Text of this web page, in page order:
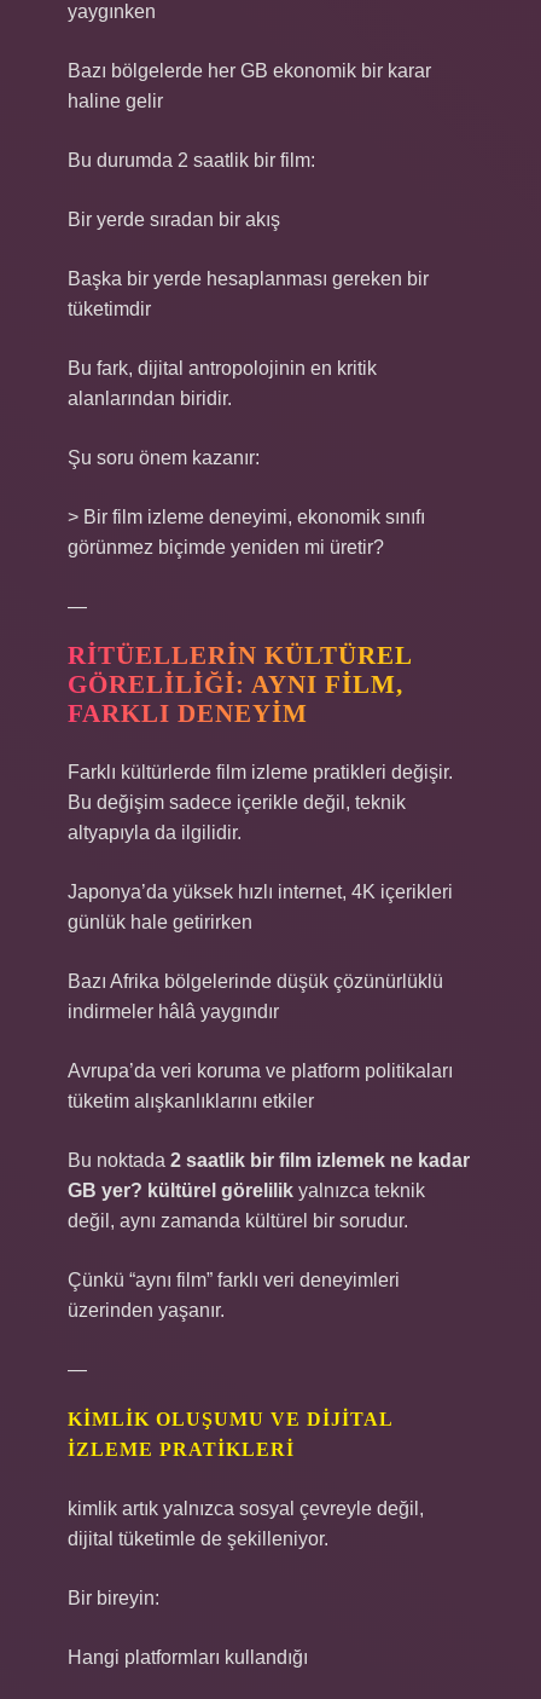
yaygınken
Bazı bölgelerde her GB ekonomik bir karar
haline gelir
Bu durumda 2 saatlik bir film:
Bir yerde sıradan bir akış
Başka bir yerde hesaplanması gereken bir
tüketimdir
Bu fark, dijital antropolojinin en kritik
alanlarından biridir.
Şu soru önem kazanır:
> Bir film izleme deneyimi, ekonomik sınıfı
görünmez biçimde yeniden mi üretir?
—
RITÜELLERIN KÜLTÜREL
GÖRELILIĞI: AYNI FILM,
FARKLI DENEYIM
Farklı kültürlerde film izleme pratikleri değişir.
Bu değişim sadece içerikle değil, teknik
altyapıyla da ilgilidir.
Japonya’da yüksek hızlı internet, 4K içerikleri
günlük hale getirirken
Bazı Afrika bölgelerinde düşük çözünürlüklü
indirmeler hâlâ yaygındır
Avrupa’da veri koruma ve platform politikaları
tüketim alışkanlıklarını etkiler
Bu noktada 2 saatlik bir film izlemek ne kadar
GB yer? kültürel görelilik yalnızca teknik
değil, aynı zamanda kültürel bir sorudur.
Çünkü “aynı film” farklı veri deneyimleri
üzerinden yaşanır.
—
KIMLIK OLUŞUMU VE DIJITAL
İZLEME PRATIKLERI
kimlik artık yalnızca sosyal çevreyle değil,
dijital tüketimle de şekilleniyor.
Bir bireyin:
Hangi platformları kullandığı